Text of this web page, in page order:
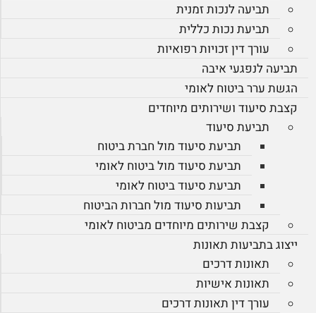
תביעה לנכות זמנית
תביעת נכות כללית
עורך דין זכויות רפואיות
תביעה לנפגעי איבה
הגשת ערר ביטוח לאומי
קצבת סיעוד ושירותים מיוחדים
תביעת סיעוד
תביעת סיעוד מול חברת ביטוח
תביעת סיעוד מול ביטוח לאומי
תביעת סיעוד ביטוח לאומי
תביעות סיעוד מול חברות הביטוח
קצבת שירותים מיוחדים מביטוח לאומי
ייצוג בתביעות תאונות
תאונות דרכים
תאונות אישיות
עורך דין תאונות דרכים